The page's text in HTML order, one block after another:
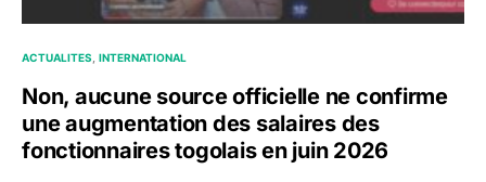
ACTUALITES INTERNATIONAL
Non, aucune source officielle ne confirme
une augmentation des salaires des
fonctionnaires togolais en juin 2026